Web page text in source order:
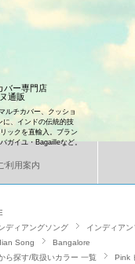
バー専門店
通販
ルチカバー、クッショ
に、インドの伝統的技
ックを直輸入。ブラン
ガイユ・Bagailleなど。
利用案内
ディアングソング
インディア
Song
Bangalore
ら探す/取扱いカラー 一覧
Pink